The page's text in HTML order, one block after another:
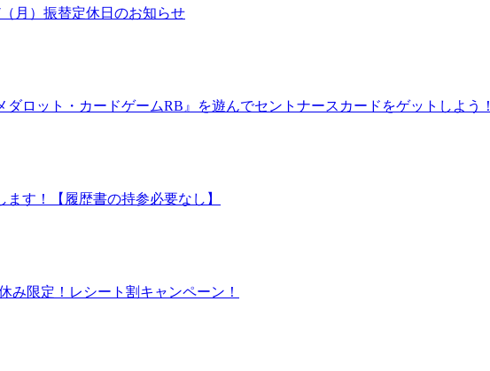
月）振替定休日のお知らせ
ダロット・カードゲームRB』を遊んでセントナースカードをゲットしよう！
す！【履歴書の持参必要なし】
み限定！レシート割キャンペーン！